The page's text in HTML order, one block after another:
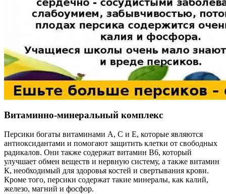
Витаминно-минеральный комплекс
Персики богаты витаминами A, C и E, которые являются
антиоксидантами и помогают защитить клетки от свободных
радикалов. Они также содержат витамин В6, который
улучшает обмен веществ и нервную систему, а также витамин
К, необходимый для здоровья костей и свертывания крови.
Кроме того, персики содержат такие минералы, как калий,
железо, магний и фосфор.